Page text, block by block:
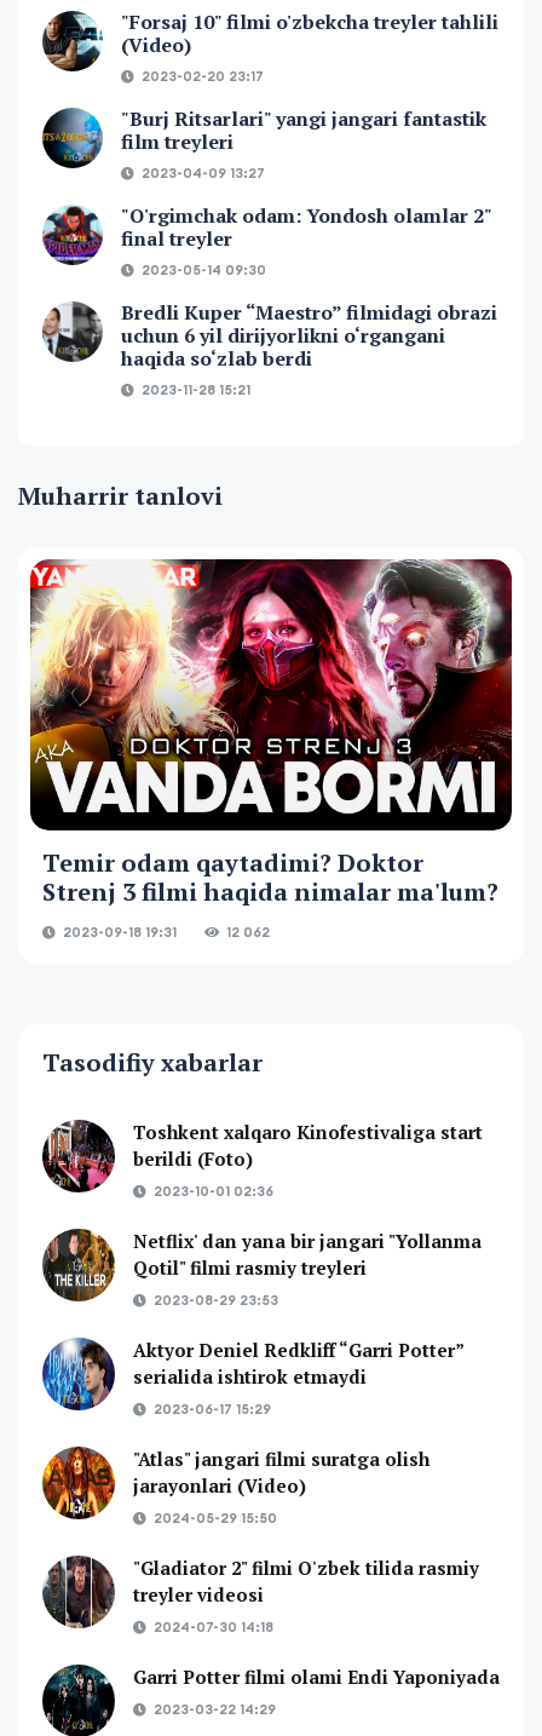
"Forsaj 10" filmi o'zbekcha treyler tahlili
(Video)
2023-02-20 23:17
"Burj Ritsarlari" yangi jangari fantastik
film treyleri
2023-04-09 13:27
"O'rgimchak odam: Yondosh olamlar 2"
final treyler
2023-05-14 09:30
Bredli Kuper “Maestro” filmidagi obrazi
uchun 6 yil dirijyorlikni o‘rgangani
haqida so‘zlab berdi
2023-11-28 15:21
Muharrir tanlovi
Temir odam qaytadimi? Doktor
Strenj 3 filmi haqida nimalar ma'lum?
2023-09-18 19:31 12 062
Tasodifiy xabarlar
Toshkent xalqaro Kinofestivaliga start
berildi (Foto)
2023-10-01 02:36
Netflix' dan yana bir jangari "Yollanma
Qotil" filmi rasmiy treyleri
2023-08-29 23:53
Aktyor Deniel Redkliff “Garri Potter”
serialida ishtirok etmaydi
2023-06-17 15:29
"Atlas" jangari filmi suratga olish
jarayonlari (Video)
2024-05-29 15:50
"Gladiator 2" filmi O'zbek tilida rasmiy
treyler videosi
2024-07-30 14:18
Garri Potter filmi olami Endi Yaponiyada
2023-03-22 14:29